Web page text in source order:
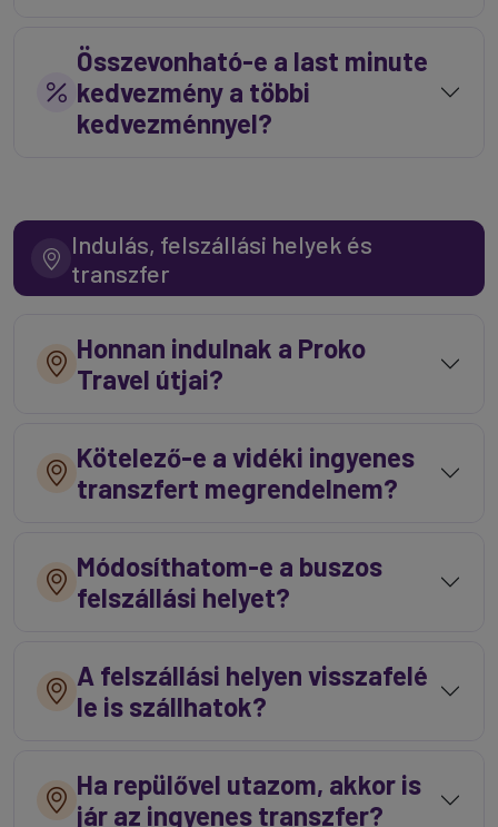
Összevonható-e a last minute
kedvezmény a többi
kedvezménnyel?
Indulás, felszállási helyek és
transzfer
Honnan indulnak a Proko
Travel útjai?
Kötelező-e a vidéki ingyenes
transzfert megrendelnem?
Módosíthatom-e a buszos
felszállási helyet?
A felszállási helyen visszafelé
le is szállhatok?
Ha repülővel utazom, akkor is
jár az ingyenes transzfer?